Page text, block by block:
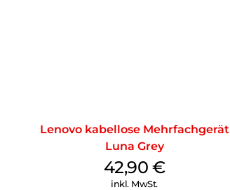
Lenovo kabellose Mehrfachgerät
Luna Grey
42,90 €
inkl. MwSt.